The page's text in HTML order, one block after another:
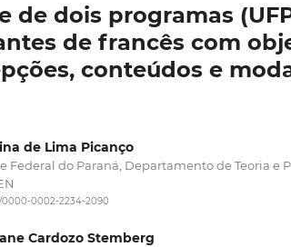
de dois programas
de francês com
conteúdos e
de Lima Picanço
Federal do Paraná, Departamento de Teoria e
0000-0002-2234-2090
Cardozo Stemberg